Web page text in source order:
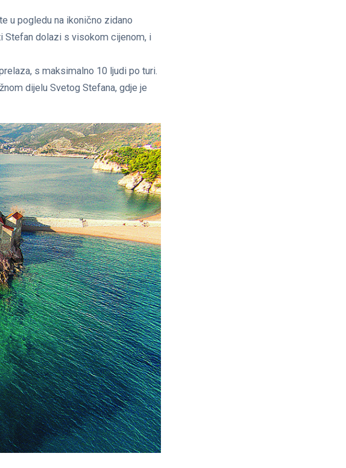
u pogledu na ikonično zidano
Stefan dolazi s visokom cijenom, i
s maksimalno 10 ljudi po turi.
dijelu Svetog Stefana, gdje je